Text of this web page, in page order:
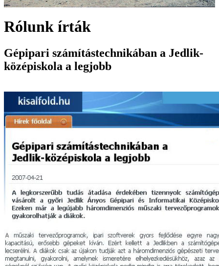
Rólunk írták
Gépipari számítástechnikában a Jedlik-
középiskola a legjobb